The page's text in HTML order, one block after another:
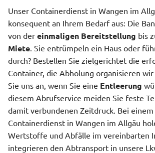
Unser Containerdienst in Wangen im
konsequent an Ihrem Bedarf aus: Die
von der einmaligen Bereitstellung bis
Miete . Sie entrümpeln ein Haus oder
durch? Bestellen Sie zielgerichtet die
Container, die Abholung organisieren
Sie uns an, wenn Sie eine Entleerung
diesem Abrufservice meiden Sie feste
damit verbundenen Zeitdruck. Bei
Containerdienst in Wangen im Allgäu
Wertstoffe und Abfälle im vereinbarten
integrieren den Abtransport in unsere